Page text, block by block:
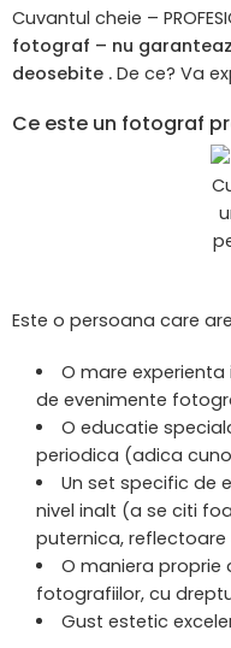
Cuvantul cheie –
fotograf – nu
deosebite . De ce? Va
Ce este un fotograf
Este o persoana care
O mare
de evenimente
O educatie
periodica (adica
Un set specific de
nivel inalt (a se citi
puternica,
O maniera proprie
fotografiilor, cu
Gust estetic